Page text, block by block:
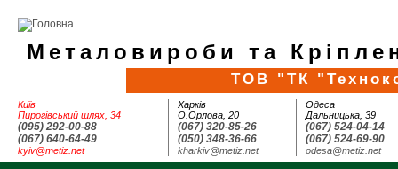
Металовироби та
ТОВ "ТК
Київ
Пирогівський шлях, 34
(095) 292-00-88
(067) 640-64-49
kyiv@metiz.net
Харків
О.Орлова, 20
(067) 320-85-26
(050) 348-36-66
kharkiv@metiz.net
Одеса
Дальницька, 39
(067) 524-04-14
(067) 524-69-90
odesa@metiz.net